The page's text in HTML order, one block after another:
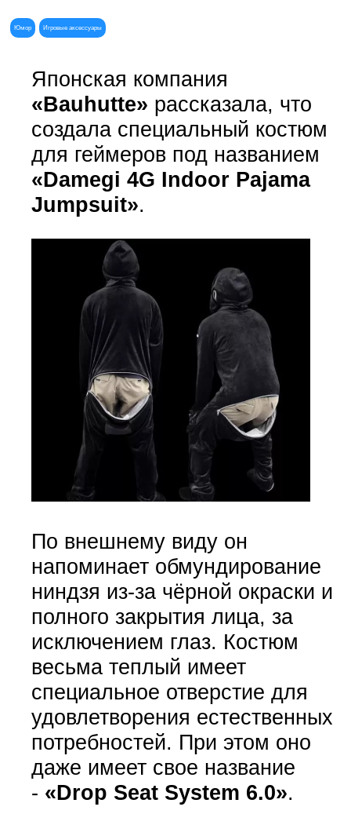
Юмор Игровые аксессуары
Японская компания
«Bauhutte» рассказала, что
создала специальный костюм
для геймеров под названием
«Damegi 4G Indoor Pajama
Jumpsuit».
По внешнему виду он
напоминает обмундирование
ниндзя из-за чёрной окраски и
полного закрытия лица, за
исключением глаз. Костюм
весьма теплый имеет
специальное отверстие для
удовлетворения естественных
потребностей. При этом оно
даже имеет свое название
- «Drop Seat System 6.0».